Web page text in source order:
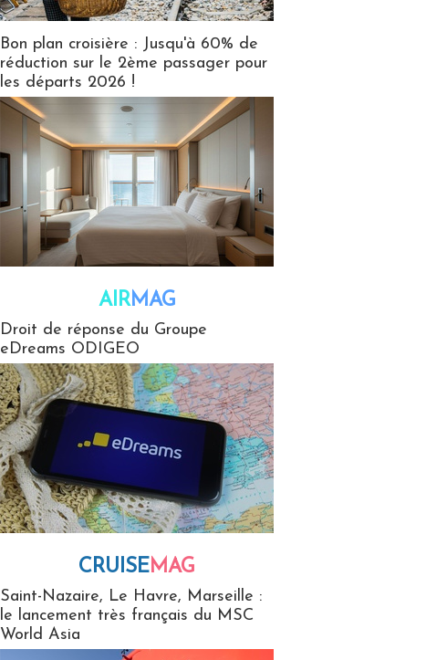
Bon plan croisière : Jusqu'à 60% de
réduction sur le 2ème passager pour
les départs 2026 !
AIRMAG
Droit de réponse du Groupe
eDreams ODIGEO
CRUISEMAG
Saint-Nazaire, Le Havre, Marseille :
le lancement très français du MSC
World Asia